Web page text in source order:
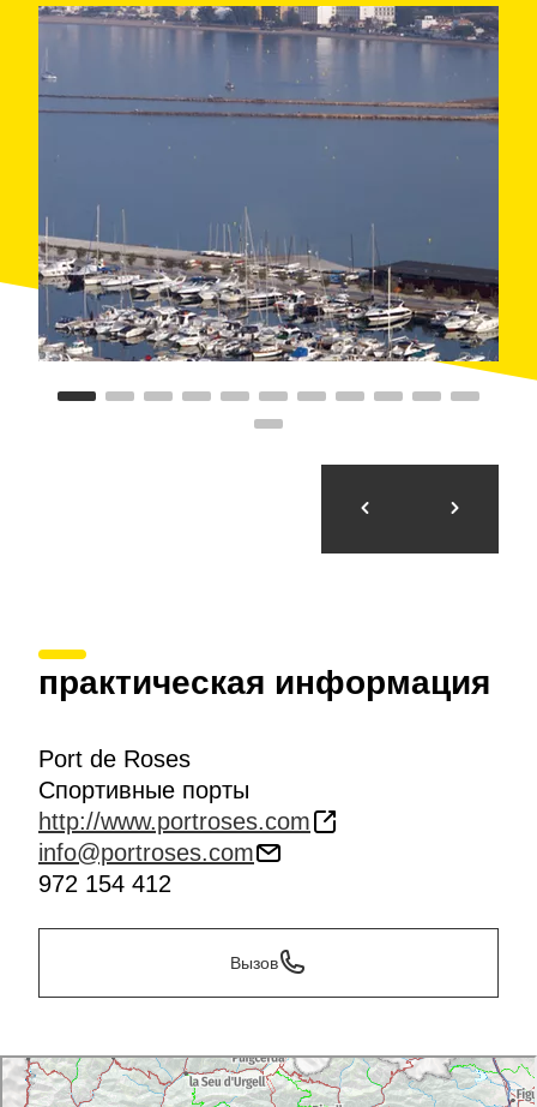
отведены для транзитных суден, причем все
причалы рассчитаны на судна длиной до 45
метров. На каждом причале имеется водопровод,
электричество и Wi-Fi. Сама гавань оснащена
стапелем, системой сбора сточных вод,
средствами круглосуточного видеонаблюдения и
здании капитанского клуба предлагаются услуги
связи и службы метеорологической и
туристической информации.
В числе объектов инфраструктуры пристани,
помимо прочего, есть ресторан, туалеты с
душевыми, прачечная, медицинский пункт и
различные предприятия по продаже
ремонту навигационной электроники и дайвинг-
недалеко от бухточек и пляжей, расположенных на
территорииПриродного парка Кап-де-Креус
(Cap de Creus). В восьми милях от нее находится
практическая информация
Port de Roses
Спортивные порты
http://www.portroses.com
info@portroses.com
972 154 412
Вызов